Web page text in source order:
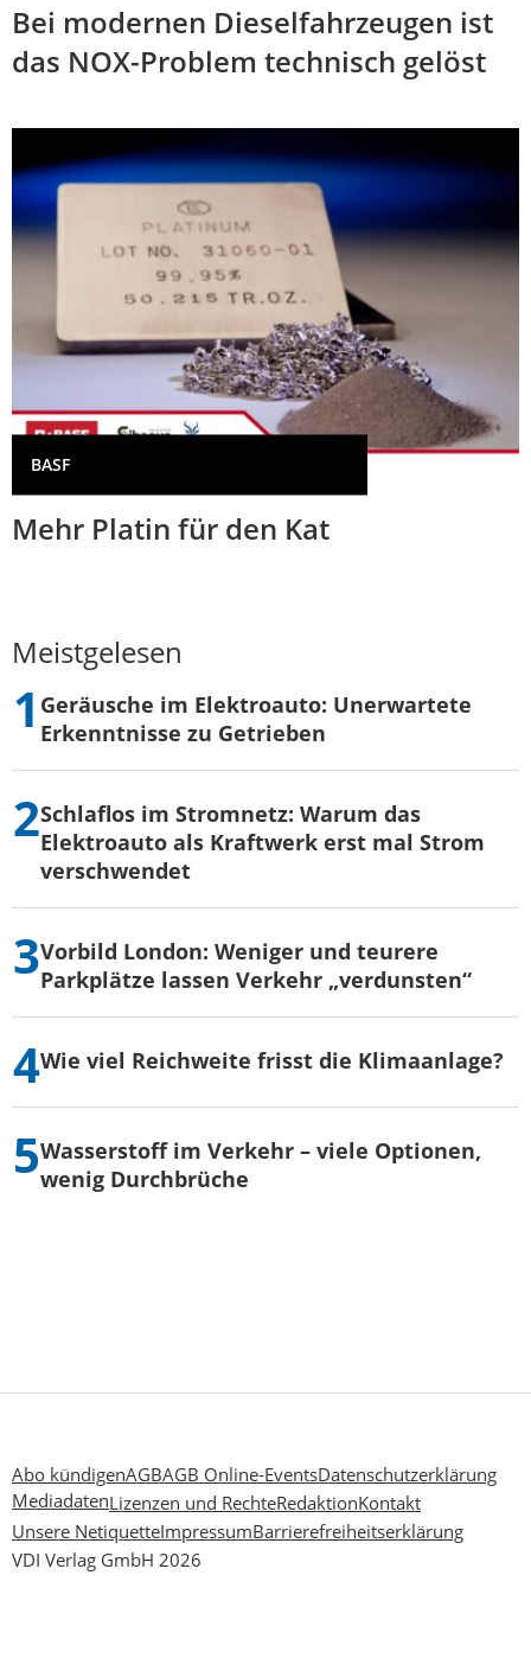
Bei modernen Dieselfahrzeugen ist
das NOX-Problem technisch gelöst
BASF
Mehr Platin für den Kat
Meistgelesen
Geräusche im Elektroauto: Unerwartete
Erkenntnisse zu Getrieben
Schlaflos im Stromnetz: Warum das
Elektroauto als Kraftwerk erst mal Strom
verschwendet
Vorbild London: Weniger und teurere
Parkplätze lassen Verkehr „verdunsten“
Wie viel Reichweite frisst die Klimaanlage?
Wasserstoff im Verkehr – viele Optionen,
wenig Durchbrüche
Abo kündigenAGBAGB Online-EventsDatenschutzerklärung
MediadatenLizenzen und RechteRedaktionKontakt
Unsere NetiquetteImpressumBarrierefreiheitserklärung
VDI Verlag GmbH 2026